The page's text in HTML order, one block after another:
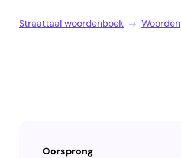
Straattaal woordenboek Woorden
Oorsprong